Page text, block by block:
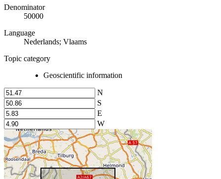
Denominator
50000
Language
Nederlands; Vlaams
Topic category
Geoscientific information
N
S
E
W